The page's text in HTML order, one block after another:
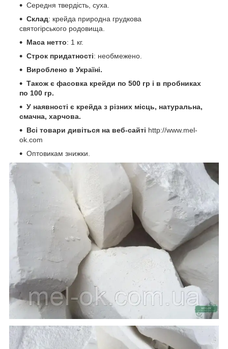
Середня твердість, суха.
Склад: крейда природна грудкова
святогірського родовища.
Маса нетто: 1 кг.
Строк придатності: необмежено.
Вироблено в Україні.
Також є фасовка крейди по 500 гр і в пробниках
по 100 гр.
У наявності є крейда з різних місць, натуральна,
смачна, харчова.
Всі товари дивіться на веб-сайті http://www.mel-
ok.com
Оптовикам знижки.